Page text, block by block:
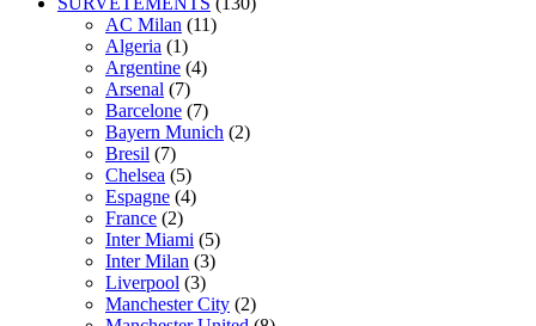
AC Milan (11)
Algeria (1)
Argentine (4)
Arsenal (7)
Barcelone (7)
Bayern Munich (2)
Bresil (7)
Chelsea (5)
Espagne (4)
France (2)
Inter Miami (5)
Inter Milan (3)
Liverpool (3)
Manchester City (2)